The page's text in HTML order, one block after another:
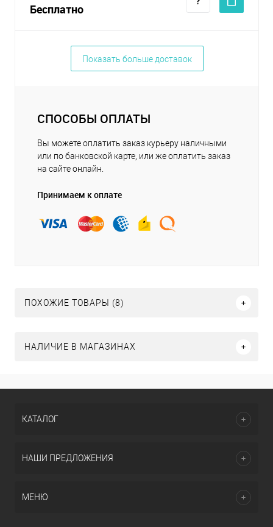
Бесплатно
Показать больше доставок
СПОСОБЫ ОПЛАТЫ
Вы можете оплатить заказ курьеру наличными
или по банковской карте, или же оплатить заказ
на сайте онлайн.
Принимаем к оплате
ПОХОЖИЕ ТОВАРЫ (8)
НАЛИЧИЕ В МАГАЗИНАХ
КАТАЛОГ
НАШИ ПРЕДЛОЖЕНИЯ
МЕНЮ